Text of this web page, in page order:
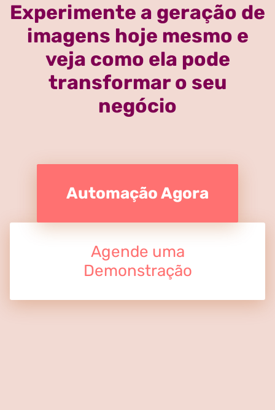
Experimente a geração de
imagens hoje mesmo e
veja como ela pode
transformar o seu
negócio
Automação Agora
Agende uma
Demonstração